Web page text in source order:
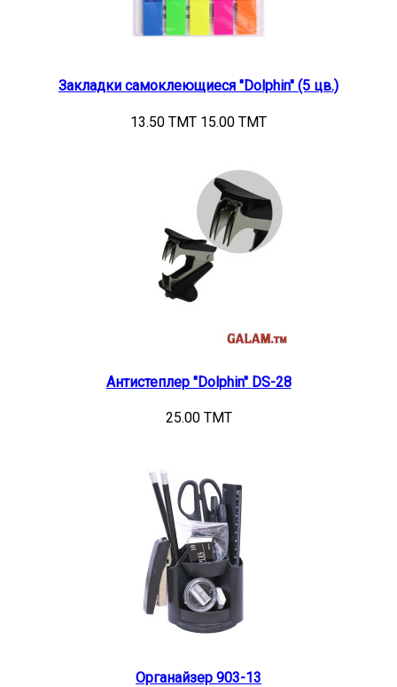
Закладки самоклеющиеся "Dolphin" (5 цв.)
13.50 TMT 15.00 TMT
Антистеплер "Dolphin" DS-28
25.00 TMT
Органайзер 903-13